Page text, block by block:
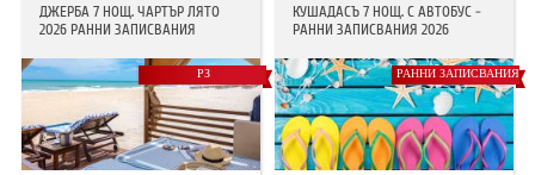
ДЖЕРБА 7 НОЩ. ЧАРТЪР ЛЯТО
2026 РАННИ ЗАПИСВАНИЯ
РЗ
КУШАДАСЪ 7 НОЩ. С АВТОБУС -
РАННИ ЗАПИСВАНИЯ 2026
РАННИ ЗАПИСВАНИЯ